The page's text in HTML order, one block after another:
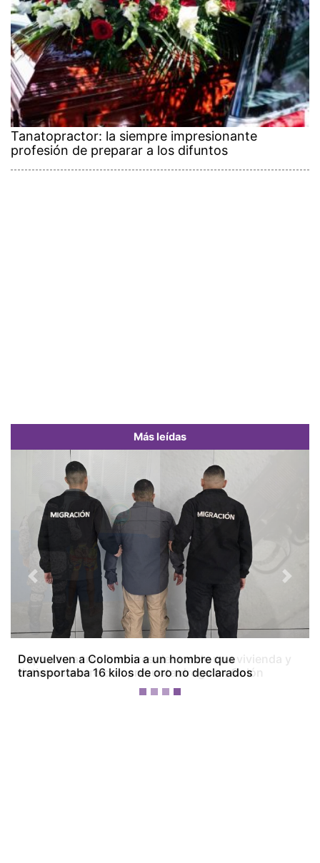
Tanatopractor: la siempre impresionante
profesión de preparar a los difuntos
Más leídas
Capturan a tres hombres dentro de una vivienda y
detienen a otro con presunta droga en Colón
Previous Next